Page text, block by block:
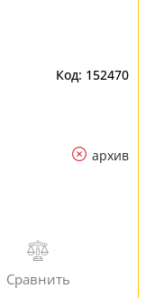
152470
архив